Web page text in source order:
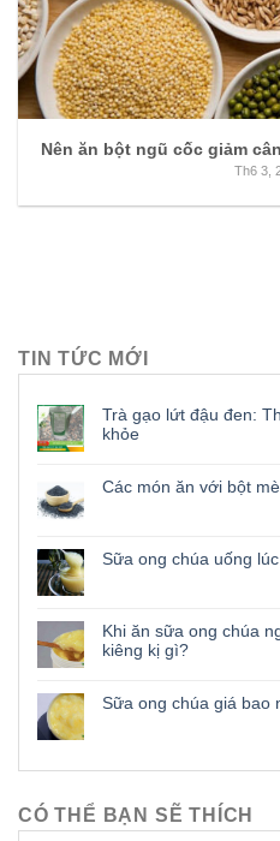
Nên ăn bột ngũ cốc giảm
Th6 3,
TIN TỨC MỚI
Trà gạo lứt đậu đen:
khỏe
Các món ăn với bột
Sữa ong chúa uống
Khi ăn sữa ong chúa
kiêng kị gì?
Sữa ong chúa giá bao
CÓ THỂ BẠN SẼ THÍCH